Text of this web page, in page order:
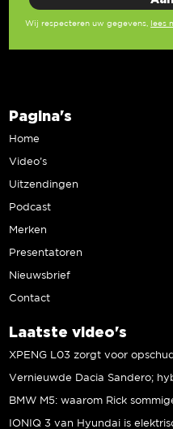
Wij respecteren uw gegevens, lees
Pagina's
Home
Video’s
Uitzendingen
Podcast
Merken
Presentatoren
Nieuwsbrief
Contact
Laatste video's
IONIQ 3 van Hyundai is